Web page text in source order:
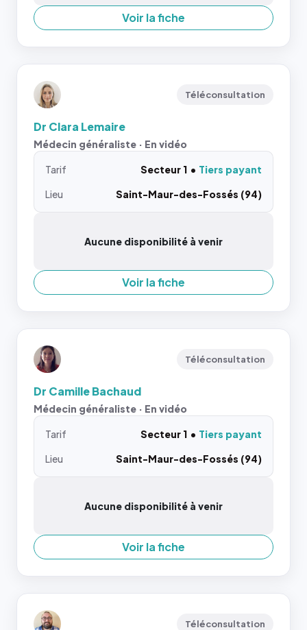
Voir la fiche
Téléconsultation
Dr Clara Lemaire
Médecin généraliste · En vidéo
Tarif Secteur 1
Tiers payant
Lieu
Saint-Maur-des-Fossés (94)
Aucune disponibilité à venir
Voir la fiche
Téléconsultation
Dr Camille Bachaud
Médecin généraliste · En vidéo
Tarif Secteur 1
Tiers payant
Lieu
Saint-Maur-des-Fossés (94)
Aucune disponibilité à venir
Voir la fiche
Téléconsultation